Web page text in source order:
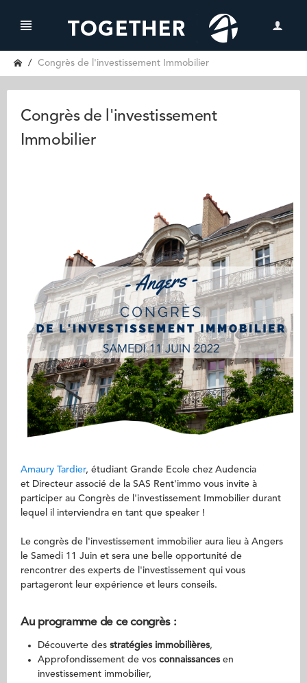
Congrès de l'investissement Immobilier
Congrès de l'investissement
Immobilier
Amaury Tardier, étudiant Grande Ecole chez Audencia
et Directeur associé de la SAS Rent'immo vous invite à
participer au Congrès de l'investissement Immobilier durant
lequel il interviendra en tant que speaker !
Le congrès de l'investissement immobilier aura lieu à Angers
le Samedi 11 Juin et sera une belle opportunité de
rencontrer des experts de l'investissement qui vous
partageront leur expérience et leurs conseils.
Au programme de ce congrès :
Découverte des stratégies immobilières,
Approfondissement de vos connaissancesen
investissement immobilier,